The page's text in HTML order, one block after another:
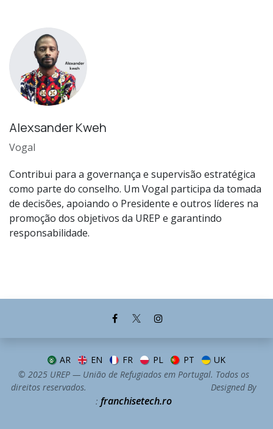
Alexsander Kweh
Vogal
Contribui para a governança e supervisão estratégica
como parte do conselho. Um Vogal participa da tomada
de decisões, apoiando o Presidente e outros líderes na
promoção dos objetivos da UREP e garantindo
responsabilidade.
© 2025 UREP — União de Refugiados em Portugal. Todos os
direitos reservados. Designed By
: franchisetech.ro
AR EN FR PL PT UK